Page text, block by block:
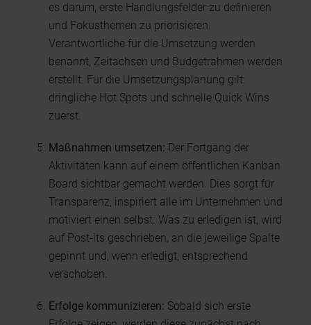
es darum, erste Handlungsfelder zu definieren
und Fokusthemen zu priorisieren.
Verantwortliche für die Umsetzung werden
benannt, Zeitachsen und Budgetrahmen werden
erstellt. Für die Umsetzungsplanung gilt:
dringliche Hot Spots und schnelle Quick Wins
zuerst.
Maßnahmen umsetzen: Der Fortgang der
Aktivitäten kann auf einem öffentlichen Kanban
Board sichtbar gemacht werden. Dies sorgt für
Transparenz, inspiriert alle im Unternehmen und
motiviert einen selbst. Was zu erledigen ist, wird
auf Post-its geschrieben, an die jeweilige Spalte
gepinnt und, wenn erledigt, entsprechend
verschoben.
Erfolge kommunizieren: Sobald sich erste